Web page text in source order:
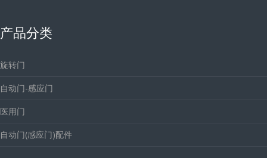
产品分类
旋转门
自动门-感应门
医用门
自动门(感应门)配件